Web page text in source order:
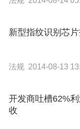
新型指纹识别芯
法规 2014-08-13
开发商吐槽62%
收